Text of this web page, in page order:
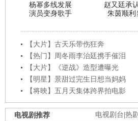
杨幂多线发展
演员变身歌手
赵又廷承
朱茵顺利
【大片】古天乐带伤狂奔
【热门】周冬雨李治廷携手催泪
【大片】《逆战》造型遭曝光
【明星】景甜过完生日想当妈妈
【将映】五月天集体跨界拍电影
电视剧台 热
电视剧推荐